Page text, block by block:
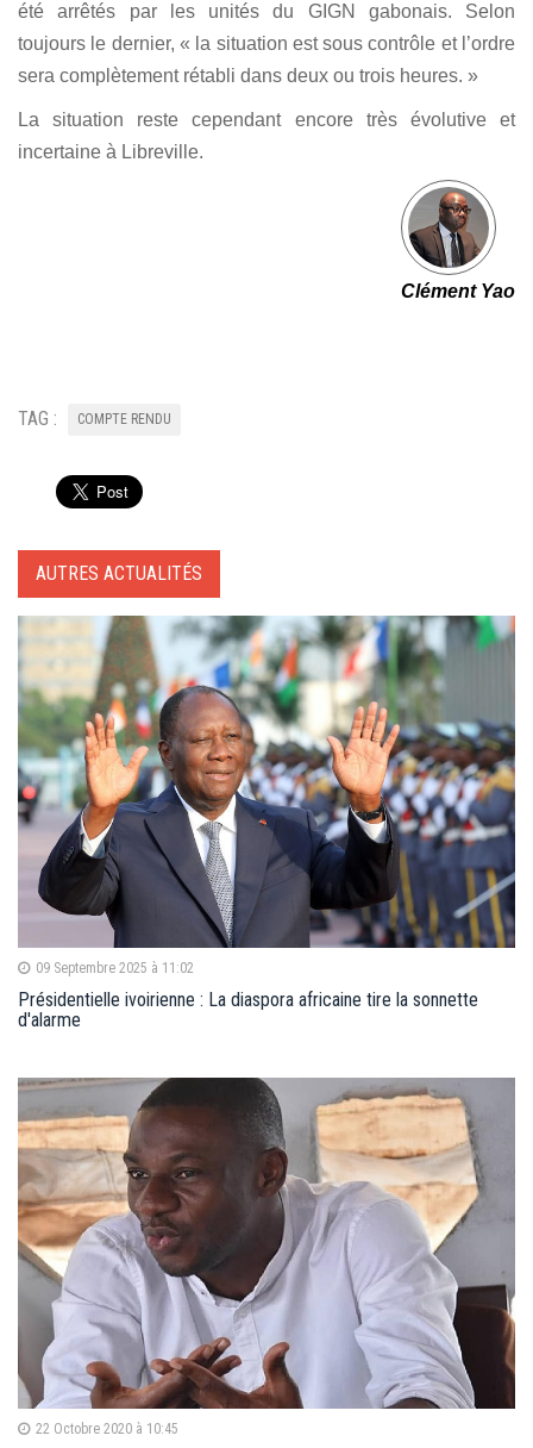
été arrêtés par les unités du GIGN gabonais. Selon
toujours le dernier, « la situation est sous contrôle et l’ordre
sera complètement rétabli dans deux ou trois heures. »
La situation reste cependant encore très évolutive et
incertaine à Libreville.
Clément Yao
TAG : COMPTE RENDU
AUTRES ACTUALITÉS
09 Septembre 2025 à 11:02
Présidentielle ivoirienne : La diaspora africaine tire la sonnette
d'alarme
22 Octobre 2020 à 10:45